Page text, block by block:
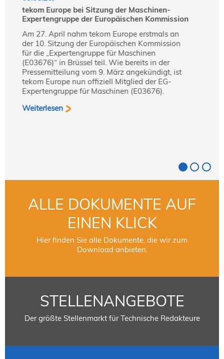
tekom Europe bei Sitzung der Maschinen-
Expertengruppe der Europäischen Kommission
Am 27. April nahm tekom Europe erstmals an
der 10. Sitzung der Europäischen Kommission
für die „Expertengruppe für Maschinen
(E03676)“ in Brüssel teil. Wie bereits in der
Pressemitteilung vom 9. März angekündigt, ist
tekom Europe nun offiziell Mitglied der EG-
Expertengruppe für Maschinen (E03676).
Weiterlesen
ALLE DOKUMENTE AUF
EINEN KLICK
Hier finden Sie alle Dokumente, die wir zum
Download anbieten.
STELLENANGEBOTE
Der größte Stellenmarkt für Technische Redakteure